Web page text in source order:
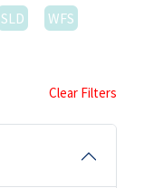
SLD
WFS
Clear Filters